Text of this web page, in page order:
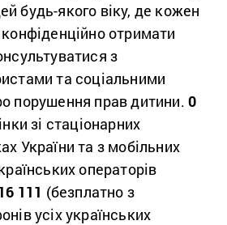
будь-якого віку, де кожен
отримати
з
та соціальними
порушення прав дитини.0
зі стаціонарних
України та з мобільних
операторів
111 (безплатно з
усіх українських